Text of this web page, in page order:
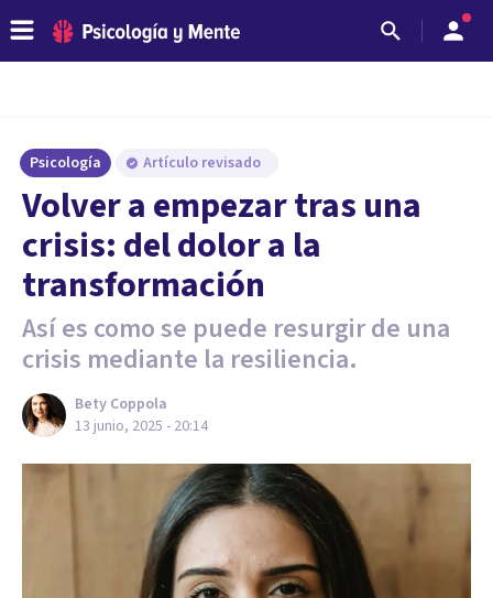
Psicología Artículo revisado
Volver a empezar tras una
crisis: del dolor a la
transformación
Así es como se puede resurgir de una
crisis mediante la resiliencia.
Bety Coppola
13 junio, 2025 - 20:14